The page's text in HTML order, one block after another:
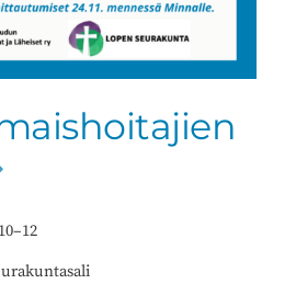
–12